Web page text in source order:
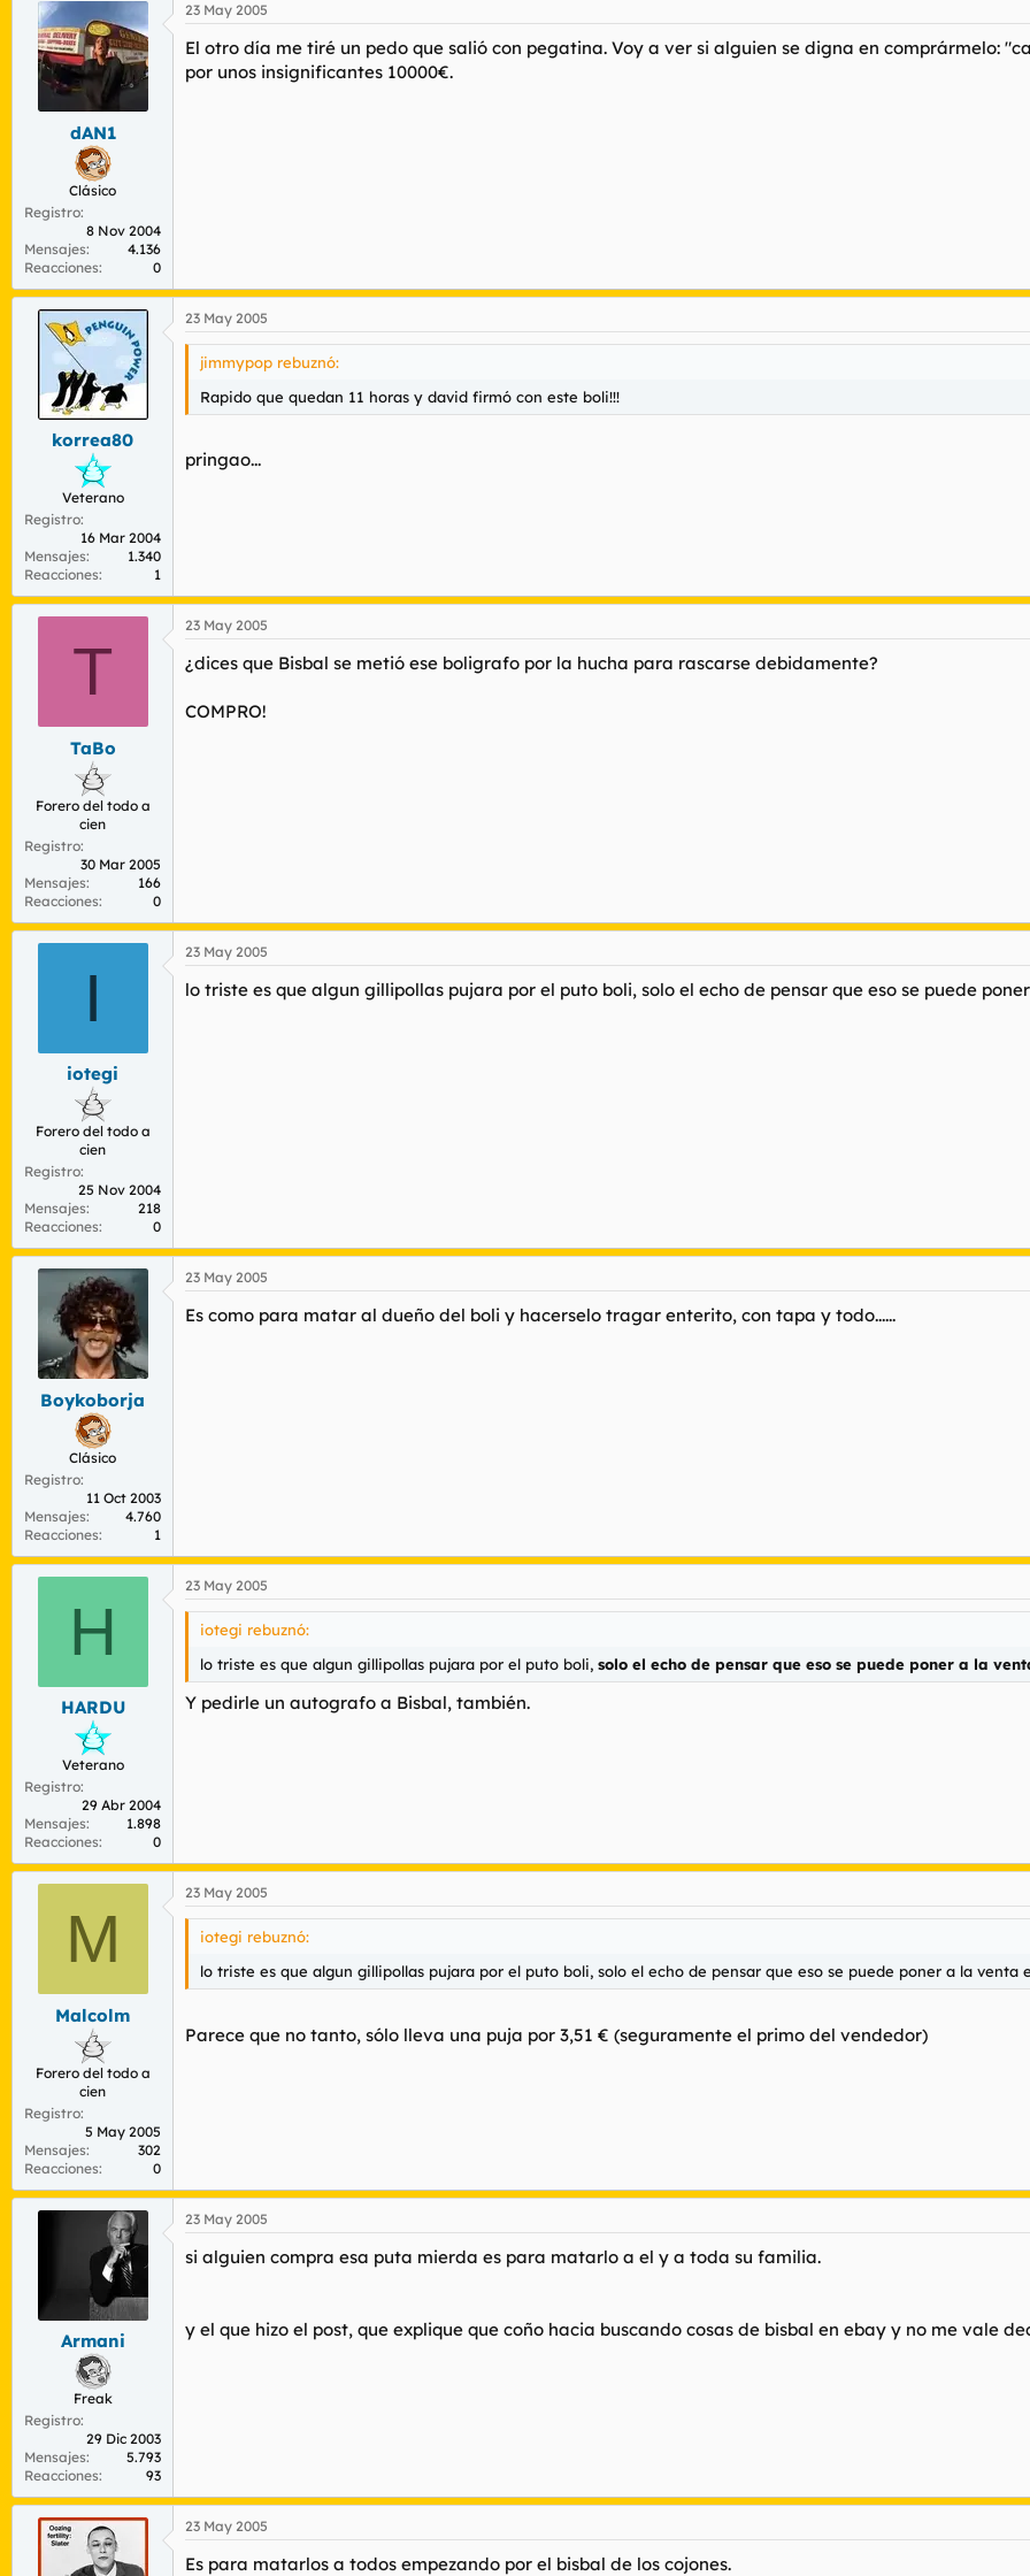
dAN1
Clásico
Registro
8 Nov 2004
Mensajes
4.136
Reacciones
0
23 May 2005
El otro día me tiré un pedo que salió con pegatina. Voy a ver si alguien se digna en comprármelo:
por unos insignificantes 10000€.
korrea80
Veterano
Registro
16 Mar 2004
Mensajes
1.340
Reacciones
1
23 May 2005
jimmypop rebuznó:
Rapido que quedan 11 horas y david firmó con este boli!!!
pringao...
T
TaBo
Forero del todo a
cien
Registro
30 Mar 2005
Mensajes
166
Reacciones
0
23 May 2005
¿dices que Bisbal se metió ese boligrafo por la hucha para rascarse debidamente?
COMPRO!
I
iotegi
Forero del todo a
cien
Registro
25 Nov 2004
Mensajes
218
Reacciones
0
23 May 2005
lo triste es que algun gillipollas pujara por el puto boli, solo el echo de pensar que eso se puede
Boykoborja
Clásico
Registro
11 Oct 2003
Mensajes
4.760
Reacciones
1
23 May 2005
Es como para matar al dueño del boli y hacerselo tragar enterito, con tapa y todo......
H
HARDU
Veterano
Registro
29 Abr 2004
Mensajes
1.898
Reacciones
0
23 May 2005
iotegi rebuznó:
lo triste es que algun gillipollas pujara por el puto boli, solo el echo de pensar que eso se puede poner a la
Y pedirle un autografo a Bisbal, también.
M
Malcolm
Forero del todo a
cien
Registro
5 May 2005
Mensajes
302
Reacciones
0
23 May 2005
iotegi rebuznó:
lo triste es que algun gillipollas pujara por el puto boli, solo el echo de pensar que eso se puede poner a la venta
Parece que no tanto, sólo lleva una puja por 3,51 € (seguramente el primo del vendedor)
Armani
Freak
Registro
29 Dic 2003
Mensajes
5.793
Reacciones
93
23 May 2005
si alguien compra esa puta mierda es para matarlo a el y a toda su familia.
y el que hizo el post, que explique que coño hacia buscando cosas de bisbal en ebay y no me vale
23 May 2005
Es para matarlos a todos empezando por el bisbal de los cojones.